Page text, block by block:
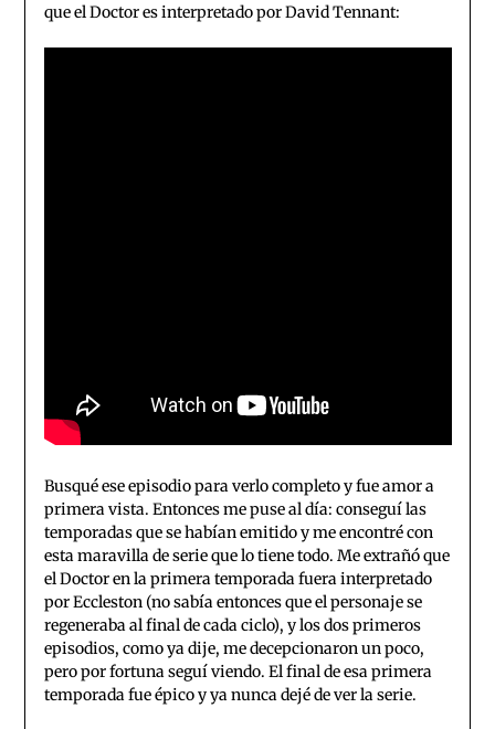
que el Doctor es interpretado por David Tennant:
Busqué ese episodio para verlo completo y fue amor a
primera vista. Entonces me puse al día: conseguí las
temporadas que se habían emitido y me encontré con
esta maravilla de serie que lo tiene todo. Me extrañó que
el Doctor en la primera temporada fuera interpretado
por Eccleston (no sabía entonces que el personaje se
regeneraba al final de cada ciclo), y los dos primeros
episodios, como ya dije, me decepcionaron un poco,
pero por fortuna seguí viendo. El final de esa primera
temporada fue épico y ya nunca dejé de ver la serie.